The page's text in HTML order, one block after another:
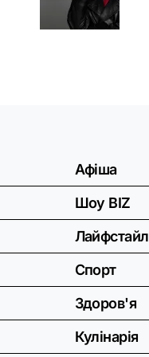
Афіша
Шоу BIZ
Лайфстайл
Спорт
Здоров'я
Кулінарія